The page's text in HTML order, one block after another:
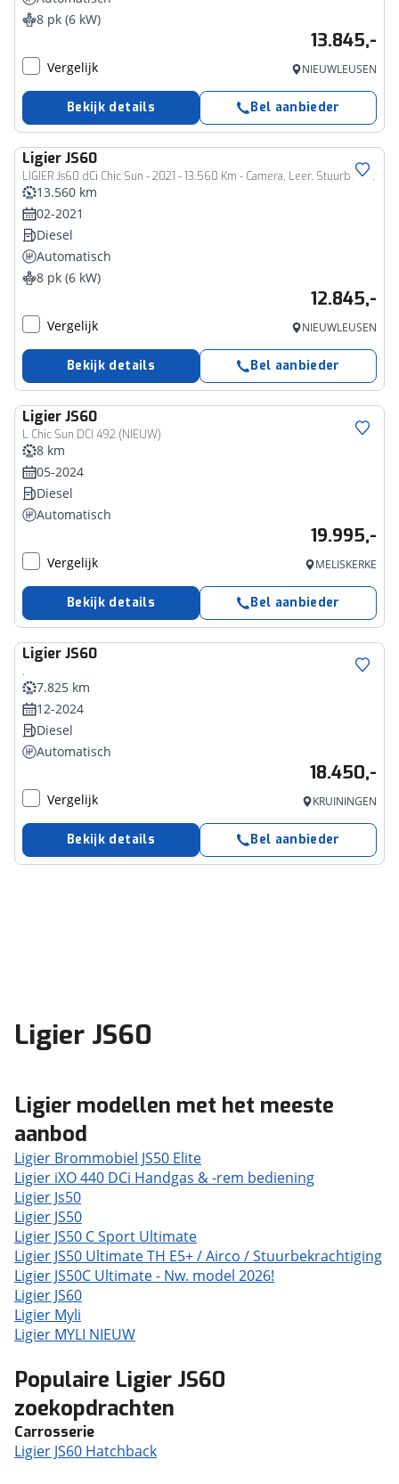
8 pk (6 kW)
13.845,-
Vergelijk NIEUWLEUSEN
Bekijk details Bel aanbieder
LigierJS60
LIGIER Js60 dCi Chic Sun - 2021 - 13.560 Km - Camera, Leer, Stuurbekrachtiging
13.560 km
02-2021
Diesel
Automatisch
8 pk (6 kW)
12.845,-
Vergelijk NIEUWLEUSEN
Bekijk details Bel aanbieder
LigierJS60
L Chic Sun DCI 492 (NIEUW)
8 km
05-2024
Diesel
Automatisch
19.995,-
Vergelijk MELISKERKE
Bekijk details Bel aanbieder
LigierJS60
.
7.825 km
12-2024
Diesel
Automatisch
18.450,-
Vergelijk KRUININGEN
Bekijk details Bel aanbieder
Ligier JS60
Ligier modellen met het meeste
aanbod
Ligier Brommobiel JS50 Elite
Ligier iXO 440 DCi Handgas & -rem bediening
Ligier Js50
Ligier JS50
Ligier JS50 C Sport Ultimate
Ligier JS50 Ultimate TH E5+ / Airco / Stuurbekrachtiging
Ligier JS50C Ultimate - Nw. model 2026!
Ligier JS60
Ligier Myli
Ligier MYLI NIEUW
Populaire Ligier JS60
zoekopdrachten
Carrosserie
Ligier JS60 Hatchback